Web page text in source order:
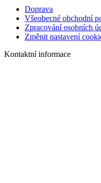
Doprava
Všeobecné obchodní
Zpracování osobních
Změnit nastavení
Kontaktní informace